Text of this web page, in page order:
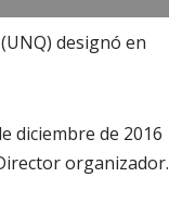
designó en
diciembre de 2016
organizador.